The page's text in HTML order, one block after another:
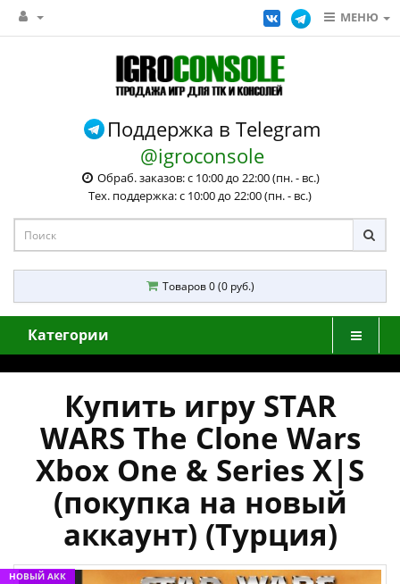
МЕНЮ
Поддержка в Telegram
@igroconsole
Обраб. заказов: с 10:00 до 22:00 (пн. - вс.)
Тех. поддержка: с 10:00 до 22:00 (пн. - вс.)
Товаров 0 (0 руб.)
Категории
Купить игру STAR
WARS The Clone Wars
Xbox One & Series X|S
(покупка на новый
аккаунт) (Турция)
НОВЫЙ АКК